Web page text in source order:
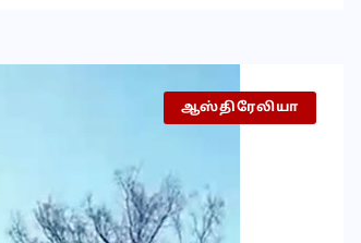
ஆஸ்திரேலியா